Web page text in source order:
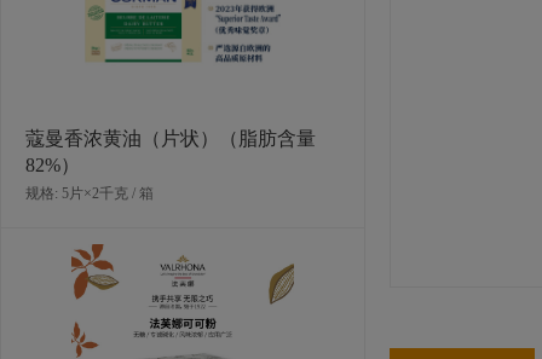
欧福巴氏杀菌全蛋液（东区+西区可
规格: 12盒×970克 / 箱
蔻曼香浓黄油（片状）（脂肪含量
82%）
规格: 5片×2千克 / 箱